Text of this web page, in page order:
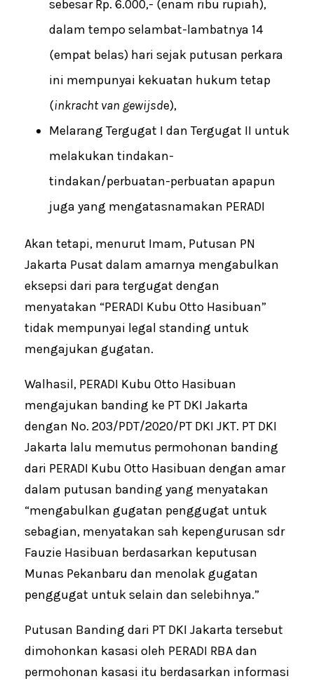
sebesar Rp. 6.000,- (enam ribu rupiah),
dalam tempo selambat-lambatnya 14
(empat belas) hari sejak putusan perkara
ini mempunyai kekuatan hukum tetap
(inkracht van gewijsde),
Melarang Tergugat I dan Tergugat II untuk
melakukan tindakan-
tindakan/perbuatan-perbuatan apapun
juga yang mengatasnamakan PERADI
Akan tetapi, menurut Imam, Putusan PN
Jakarta Pusat dalam amarnya mengabulkan
eksepsi dari para tergugat dengan
menyatakan “PERADI Kubu Otto Hasibuan”
tidak mempunyai legal standing untuk
mengajukan gugatan.
Walhasil, PERADI Kubu Otto Hasibuan
mengajukan banding ke PT DKI Jakarta
dengan No. 203/PDT/2020/PT DKI JKT. PT DKI
Jakarta lalu memutus permohonan banding
dari PERADI Kubu Otto Hasibuan dengan amar
dalam putusan banding yang menyatakan
“mengabulkan gugatan penggugat untuk
sebagian, menyatakan sah kepengurusan sdr
Fauzie Hasibuan berdasarkan keputusan
Munas Pekanbaru dan menolak gugatan
penggugat untuk selain dan selebihnya.”
Putusan Banding dari PT DKI Jakarta tersebut
dimohonkan kasasi oleh PERADI RBA dan
permohonan kasasi itu berdasarkan informasi